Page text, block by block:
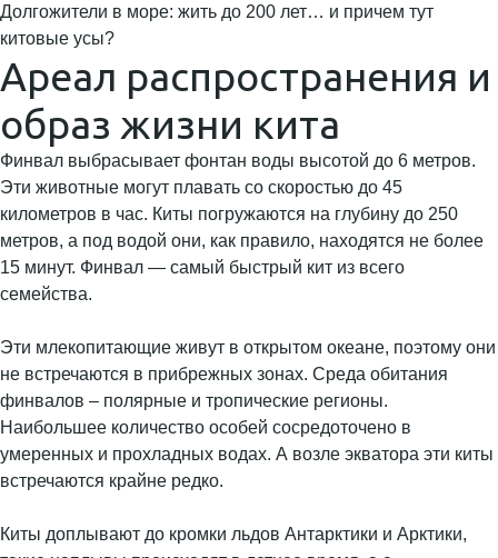
Долгожители в море: жить до 200 лет… и причем тут
китовые усы?
Ареал распространения и
образ жизни кита
Финвал выбрасывает фонтан воды высотой до 6 метров.
Эти животные могут плавать со скоростью до 45
километров в час. Киты погружаются на глубину до 250
метров, а под водой они, как правило, находятся не более
15 минут. Финвал — самый быстрый кит из всего
семейства.
Эти млекопитающие живут в открытом океане, поэтому они
не встречаются в прибрежных зонах. Среда обитания
финвалов – полярные и тропические регионы.
Наибольшее количество особей сосредоточено в
умеренных и прохладных водах. А возле экватора эти киты
встречаются крайне редко.
Киты доплывают до кромки льдов Антарктики и Арктики,